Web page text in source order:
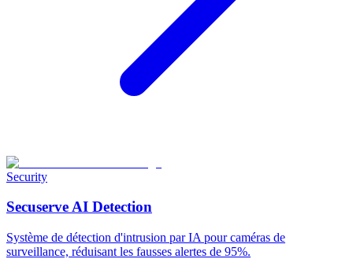
Security
Secuserve AI Detection
Système de détection d'intrusion par IA pour caméras de
surveillance, réduisant les fausses alertes de 95%.